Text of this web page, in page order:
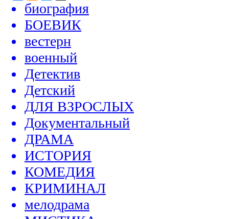
биография
БОЕВИК
вестерн
военный
Детектив
Детский
ДЛЯ ВЗРОСЛЫХ
Документальный
ДРАМА
ИСТОРИЯ
КОМЕДИЯ
КРИМИНАЛ
мелодрама